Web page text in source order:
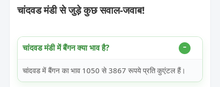
चांदवड मंडी से जुड़े कुछ सवाल-जवाब!
चांदवड मंडी में बैंगन क्या भाव है?
चांदवड में बैंगन का भाव 1050 से 3867 रूपये प्रति कुएंटल हैं।